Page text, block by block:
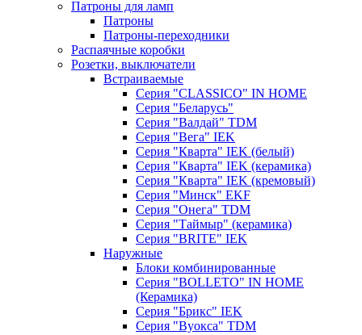
Патроны для ламп
Патроны
Патроны-переходники
Распаячные коробки
Розетки, выключатели
Встраиваемые
Серия "CLASSICO" IN HOME
Серия "Беларусь"
Серия "Валдай" TDM
Серия "Вега" IEK
Серия "Кварта" IEK (белый)
Серия "Кварта" IEK (керамика)
Серия "Кварта" IEK (кремовый)
Серия "Минск" EKF
Серия "Онега" TDM
Серия "Таймыр" (керамика)
Серия "BRITE" IEK
Наружные
Блоки комбинированные
Серия "BОLLETO" IN HOME
(Керамика)
Серия "Брикс" IEK
Серия "Вуокса" TDM